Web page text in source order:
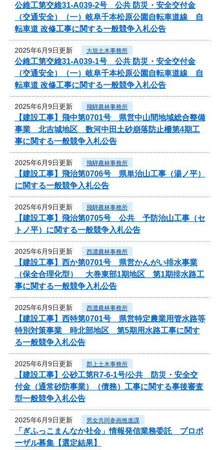
公維工第交維31-A039-2号 公共 防災・安全交付金
（交通安全）（一）岐阜千本松原公園自転車道線 自
転車道 改修工事に関する一般競争入札公告
2025年6月9日更新 大垣土木事務所
公維工第交維31-A039-1号 公共 防災・安全交付金
（交通安全）（一）岐阜千本松原公園自転車道線 自
転車道 改修工事に関する一般競争入札公告
2025年6月9日更新 飛騨農林事務所
【建設工事】飛中第0701号 県営中山間地域総合整備
事業 北吉城地区 数河中田土砂崩落防止柵第4期工
事に関する一般競争入札公告
2025年6月9日更新 飛騨農林事務所
【建設工事】飛治第0706号 県単治山工事（湯ノ平）
に関する一般競争入札公告
2025年6月9日更新 飛騨農林事務所
【建設工事】飛治第0705号 公共 予防治山工事（セ
トノ平）に関する一般競争入札公告
2025年6月9日更新 西濃農林事務所
【建設工事】西か第0701号 県営かんがい排水事業
（保全合理化型） 大巻東部1期地区 第1期排水路工
事に関する一般競争入札公告
2025年6月9日更新 西濃農林事務所
【建設工事】西特第0701号 県営特定農業用管水路等
特別対策事業 時北部地区 第5期用水路工事に関す
る一般競争入札公告
2025年6月9日更新 郡上土木事務所
【建設工事】公砂工第R7-6-1号/公共 防災・安全交
付金（通常砂防事業）（債務）工事に関する事後審査
型一般競争入札公告
2025年6月9日更新 男女共同参画推進課
「ぎふっこまんなか社会」情報発信業務委託 プロポ
ーザル募集【選定結果】